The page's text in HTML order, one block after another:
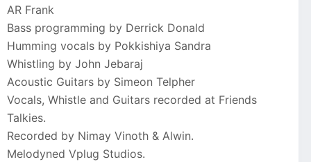
AR Frank
Bass programming by Derrick Donald
Humming vocals by Pokkishiya Sandra
Whistling by John Jebaraj
Acoustic Guitars by Simeon Telpher
Vocals, Whistle and Guitars recorded at Friends
Talkies.
Recorded by Nimay Vinoth & Alwin.
Melodyned Vplug Studios.